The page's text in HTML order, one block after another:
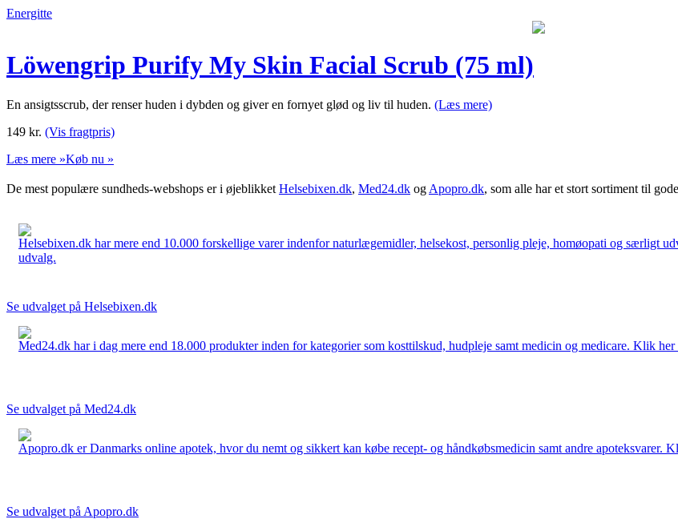
Energitte
Löwengrip Purify My Skin Facial Scrub (75 ml)
En ansigtsscrub, der renser huden i dybden og giver en fornyet glød og liv til huden. (Læs mere)
149 kr. (Vis fragtpris)
Læs mere »Køb nu »
De mest populære sundheds-webshops er i øjeblikket Helsebixen.dk, Med24.dk og Apopro.dk, som alle har et stort sortiment til
Helsebixen.dk har mere end 10.000 forskellige varer indenfor naturlægemidler, helsekost, personlig pleje, homøopati og særligt
udvalg.
Se udvalget på Helsebixen.dk
Med24.dk har i dag mere end 18.000 produkter inden for kategorier som kosttilskud, hudpleje samt medicin og medicare. Klik her
Se udvalget på Med24.dk
Apopro.dk er Danmarks online apotek, hvor du nemt og sikkert kan købe recept- og håndkøbsmedicin samt andre apoteksvarer.
Se udvalget på Apopro.dk